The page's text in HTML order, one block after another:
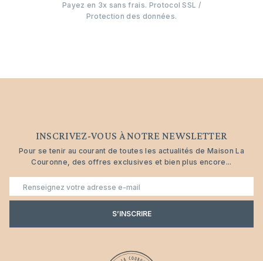
Payez en 3x sans frais. Protocol SSL /
Protection des données.
INSCRIVEZ-VOUS À NOTRE NEWSLETTER
Pour se tenir au courant de toutes les actualités de Maison La
Couronne, des offres exclusives et bien plus encore...
S’INSCRIRE